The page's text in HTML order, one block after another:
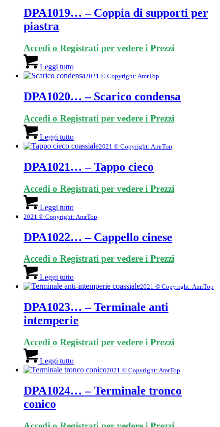
DPA1019… – Coppia di supporti per
piastra
Accedi o Registrati per vedere i Prezzi
Leggi tutto
2021 © Copyright: AmrTop
DPA1020… – Scarico condensa
Accedi o Registrati per vedere i Prezzi
Leggi tutto
2021 © Copyright: AmrTop
DPA1021… – Tappo cieco
Accedi o Registrati per vedere i Prezzi
Leggi tutto
2021 © Copyright: AmrTop
DPA1022… – Cappello cinese
Accedi o Registrati per vedere i Prezzi
Leggi tutto
2021 © Copyright: AmrTop
DPA1023… – Terminale anti
intemperie
Accedi o Registrati per vedere i Prezzi
Leggi tutto
2021 © Copyright: AmrTop
DPA1024… – Terminale tronco
conico